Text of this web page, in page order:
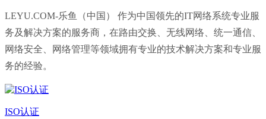
LEYU.COM-乐鱼（中国） 作为中国领先的IT网络系统专业服
务及解决方案的服务商，在路由交换、无线网络、统一通信、
网络安全、网络管理等领域拥有专业的技术解决方案和专业服
务的经验。
ISO认证